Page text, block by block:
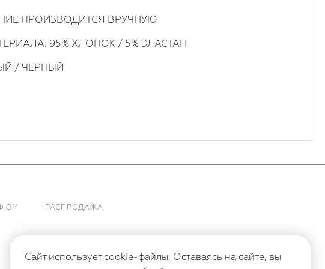
ПРОИЗВОДИТСЯ ВРУЧНУЮ
95% ХЛОПОК / 5% ЭЛАСТАН
/ ЧЕРНЫЙ
РАСПРОДАЖА
Сайт использует cookie-файлы. Оставаясь на сайте, вы